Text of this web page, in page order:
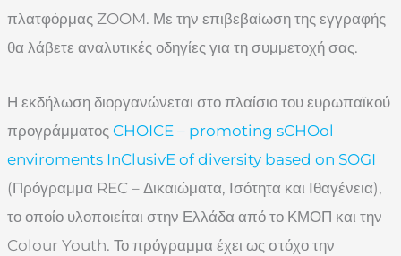
πλατφόρμας ZOOM. Με την επιβεβαίωση της εγγραφής
θα λάβετε αναλυτικές οδηγίες για τη συμμετοχή σας.
Η εκδήλωση διοργανώνεται στο πλαίσιο του ευρωπαϊκού
προγράμματος CHOICE – promoting sCHOol
enviroments InClusivE of diversity based on SOGI
(Πρόγραμμα REC – Δικαιώματα, Ισότητα και Ιθαγένεια),
το οποίο υλοποιείται στην Ελλάδα από το ΚΜΟΠ και την
Colour Youth. Το πρόγραμμα έχει ως στόχο την